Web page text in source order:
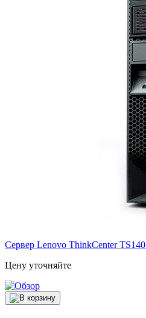
Сервер Lenovo ThinkCenter TS140
Цену уточняйте